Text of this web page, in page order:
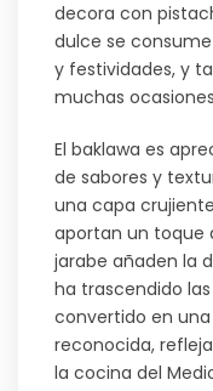
decora con
dulce se
y festividades, y
muchas
El baklawa es
de sabores y
una capa
aportan un toque
jarabe añaden la
ha trascendido
convertido en
reconocida,
la cocina del